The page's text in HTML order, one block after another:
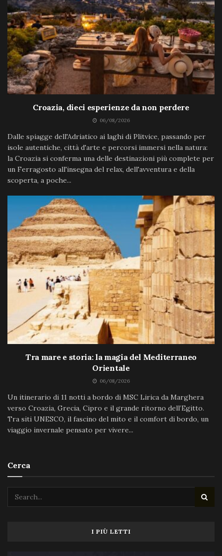
Croazia, dieci esperienze da non perdere
06/08/2026
Dalle spiagge dell'Adriatico ai laghi di Plitvice, passando per
isole autentiche, città d'arte e percorsi immersi nella natura:
la Croazia si conferma una delle destinazioni più complete per
un Ferragosto all'insegna del relax, dell'avventura e della
scoperta, a poche...
Tra mare e storia: la magia del Mediterraneo
Orientale
06/08/2026
Un itinerario di 11 notti a bordo di MSC Lirica da Marghera
verso Croazia, Grecia, Cipro e il grande ritorno dell’Egitto.
Tra siti UNESCO, il fascino del mito e il comfort di bordo, un
viaggio invernale pensato per vivere...
Cerca
I PIÙ LETTI